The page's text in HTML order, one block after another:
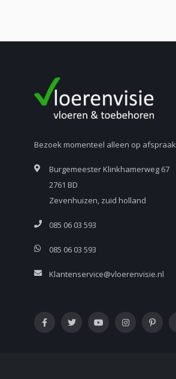
Bezoek momenteel alleen op afspraak
Burgemeester Klinkhamerweg 67
2761 BD
Zevenhuizen, zuid holland
085 06 03 593
085 06 03 593
Klantenservice@vloerenvisie.nl